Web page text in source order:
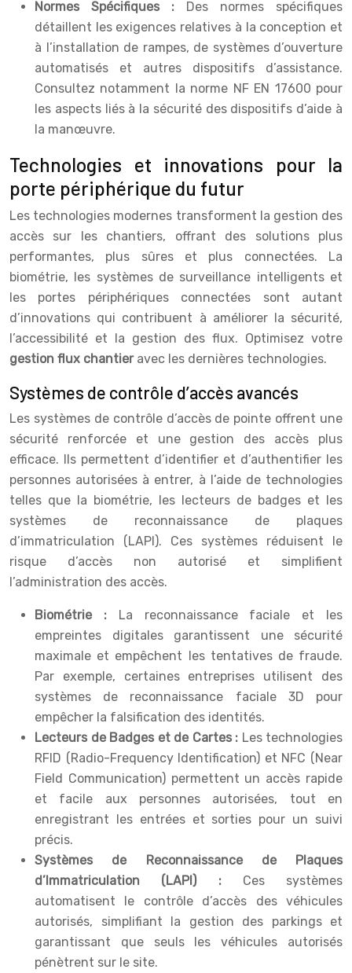
Normes Spécifiques : Des normes spécifiques
détaillent les exigences relatives à la conception et
à l’installation de rampes, de systèmes d’ouverture
automatisés et autres dispositifs d’assistance.
Consultez notamment la norme NF EN 17600 pour
les aspects liés à la sécurité des dispositifs d’aide à
la manœuvre.
Technologies et innovations pour la
porte périphérique du futur
Les technologies modernes transforment la gestion des
accès sur les chantiers, offrant des solutions plus
performantes, plus sûres et plus connectées. La
biométrie, les systèmes de surveillance intelligents et
les portes périphériques connectées sont autant
d’innovations qui contribuent à améliorer la sécurité,
l’accessibilité et la gestion des flux. Optimisez votre
gestion flux chantier avec les dernières technologies.
Systèmes de contrôle d’accès avancés
Les systèmes de contrôle d’accès de pointe offrent une
sécurité renforcée et une gestion des accès plus
efficace. Ils permettent d’identifier et d’authentifier les
personnes autorisées à entrer, à l’aide de technologies
telles que la biométrie, les lecteurs de badges et les
systèmes de reconnaissance de plaques
d’immatriculation (LAPI). Ces systèmes réduisent le
risque d’accès non autorisé et simplifient
l’administration des accès.
Biométrie : La reconnaissance faciale et les
empreintes digitales garantissent une sécurité
maximale et empêchent les tentatives de fraude.
Par exemple, certaines entreprises utilisent des
systèmes de reconnaissance faciale 3D pour
empêcher la falsification des identités.
Lecteurs de Badges et de Cartes : Les technologies
RFID (Radio-Frequency Identification) et NFC (Near
Field Communication) permettent un accès rapide
et facile aux personnes autorisées, tout en
enregistrant les entrées et sorties pour un suivi
précis.
Systèmes de Reconnaissance de Plaques
d’Immatriculation (LAPI) : Ces systèmes
automatisent le contrôle d’accès des véhicules
autorisés, simplifiant la gestion des parkings et
garantissant que seuls les véhicules autorisés
pénètrent sur le site.